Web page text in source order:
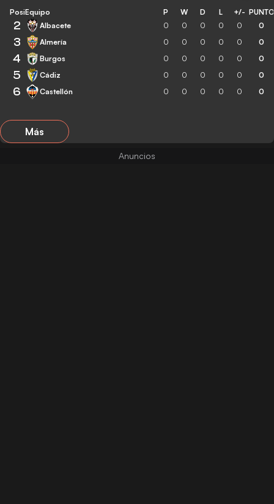
Posición
Equipo P W D L +/-
2 Albacete 0 0 0 0 0 0
3 Almería 0 0 0 0 0 0
4 Burgos 0 0 0 0 0 0
5 Cádiz 0 0 0 0 0 0
6 Castellón 0 0 0 0 0 0
Más